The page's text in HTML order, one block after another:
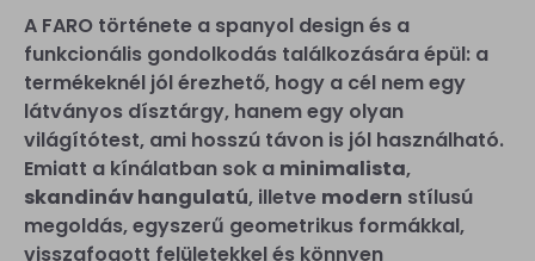
A FARO története a spanyol design és a
funkcionális gondolkodás találkozására épül: a
termékeknél jól érezhető, hogy a cél nem egy
látványos dísztárgy, hanem egy olyan
világítótest, ami hosszú távon is jól használható.
Emiatt a kínálatban sok a minimalista,
skandináv hangulatú, illetve modern stílusú
megoldás, egyszerű geometrikus formákkal,
visszafogott felületekkel és könnyen